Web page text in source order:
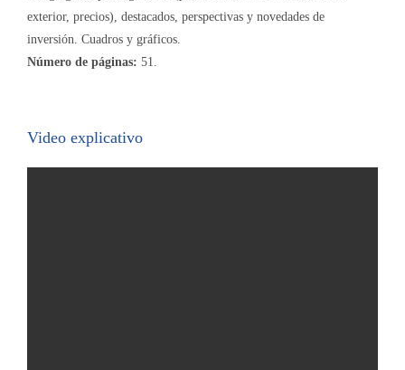
exterior, precios), destacados, perspectivas y novedades de
inversión. Cuadros y gráficos.
Número de páginas: 51.
Video explicativo